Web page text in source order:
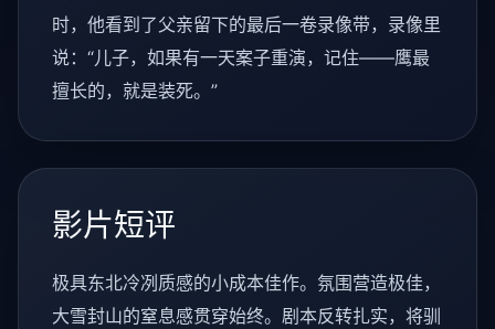
时，他看到了父亲留下的最后一卷录像带，录像里
说：“儿子，如果有一天案子重演，记住——鹰最
擅长的，就是装死。”
影片短评
极具东北冷冽质感的小成本佳作。氛围营造极佳，
大雪封山的窒息感贯穿始终。剧本反转扎实，将驯